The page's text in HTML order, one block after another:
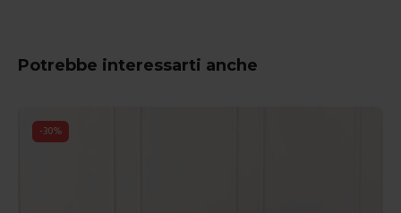
Potrebbe interessarti anche
-30%